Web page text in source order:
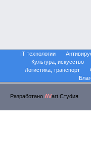
IT технологии
Культура, искусство
Логистика, транспорт
Разработано AVart.Стуdия